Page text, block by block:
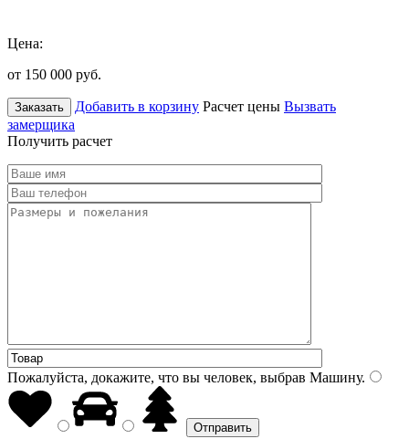
Цена:
от 150 000 руб.
Заказать Добавить в корзину Расчет цены Вызвать
замерщика
Получить расчет
Пожалуйста, докажите, что вы человек, выбрав Машину.